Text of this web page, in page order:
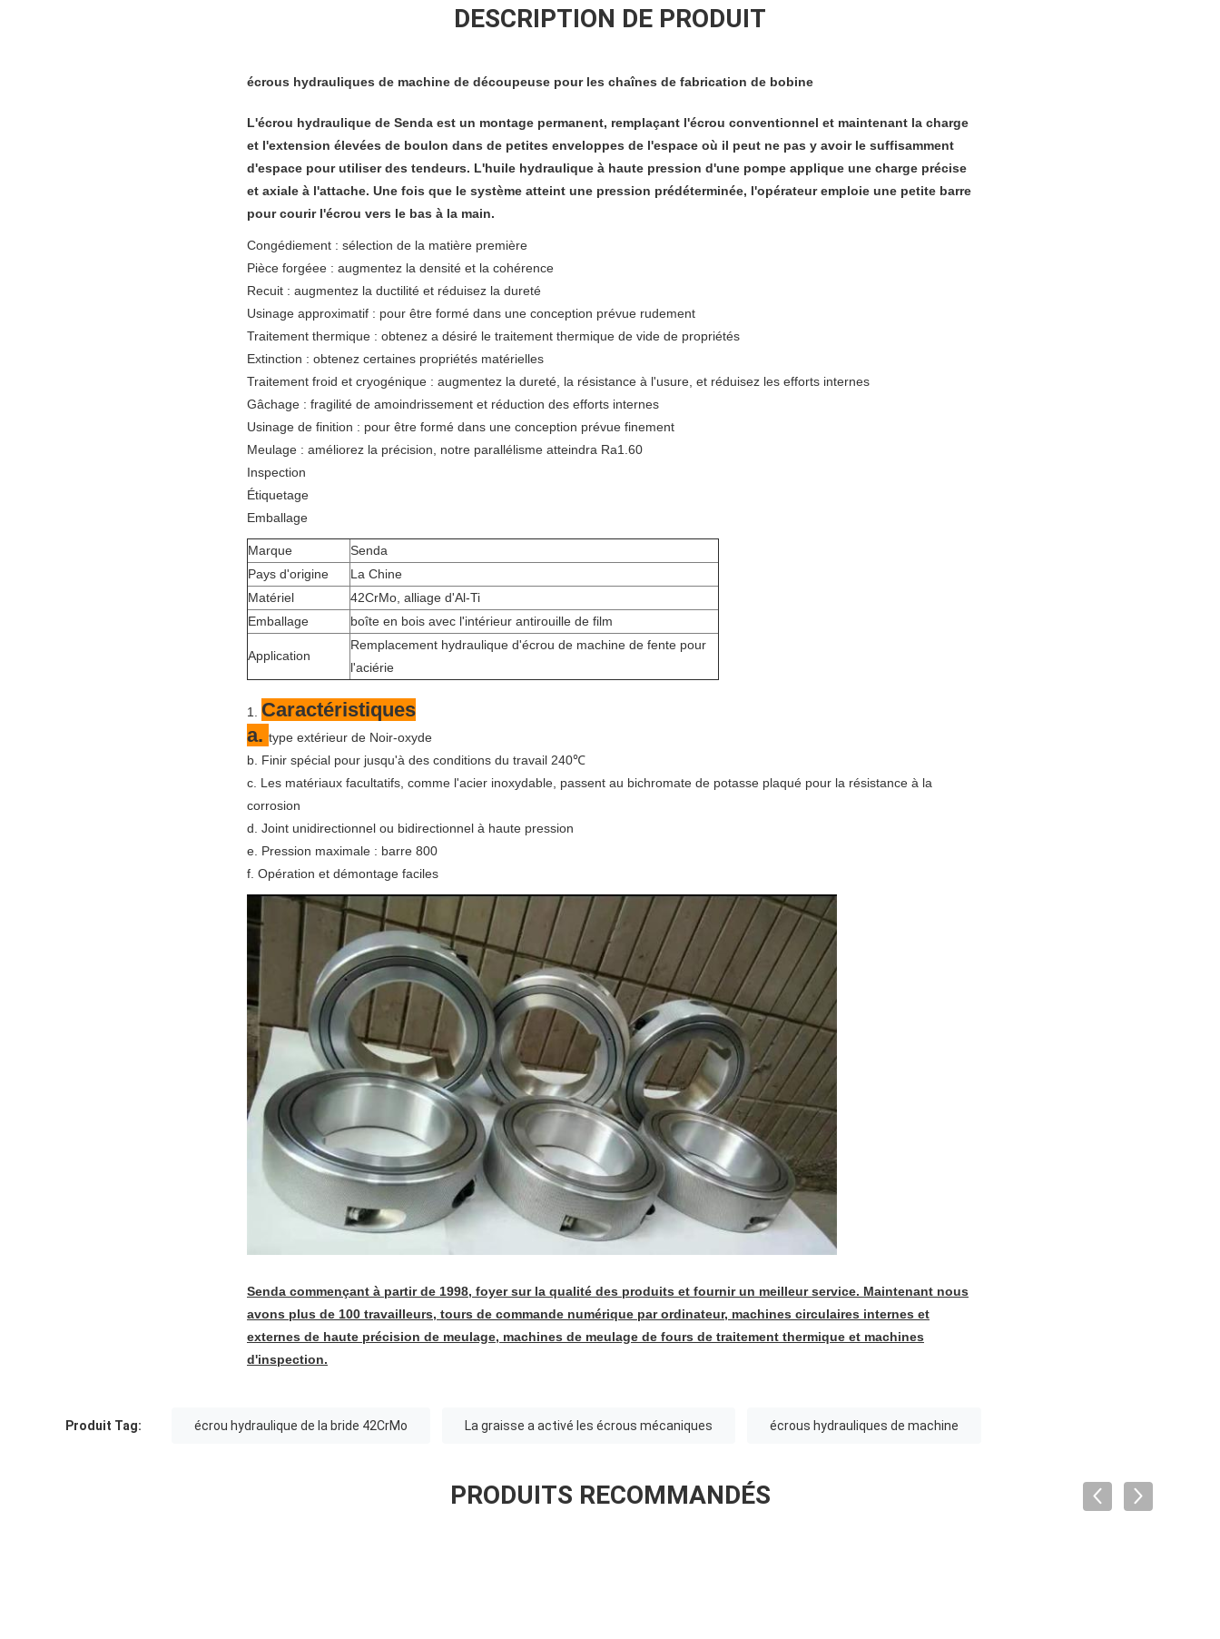
DESCRIPTION DE PRODUIT
écrous hydrauliques de machine de découpeuse pour les chaînes de fabrication de bobine
L'écrou hydraulique de Senda est un montage permanent, remplaçant l'écrou conventionnel et maintenant la charge
et l'extension élevées de boulon dans de petites enveloppes de l'espace où il peut ne pas y avoir le suffisamment
d'espace pour utiliser des tendeurs. L'huile hydraulique à haute pression d'une pompe applique une charge précise
et axiale à l'attache. Une fois que le système atteint une pression prédéterminée, l'opérateur emploie une petite barre
pour courir l'écrou vers le bas à la main.
Congédiement : sélection de la matière première
Pièce forgéee : augmentez la densité et la cohérence
Recuit : augmentez la ductilité et réduisez la dureté
Usinage approximatif : pour être formé dans une conception prévue rudement
Traitement thermique : obtenez a désiré le traitement thermique de vide de propriétés
Extinction : obtenez certaines propriétés matérielles
Traitement froid et cryogénique : augmentez la dureté, la résistance à l'usure, et réduisez les efforts internes
Gâchage : fragilité de amoindrissement et réduction des efforts internes
Usinage de finition : pour être formé dans une conception prévue finement
Meulage : améliorez la précision, notre parallélisme atteindra Ra1.60
Inspection
Étiquetage
Emballage
Marque
Senda
Pays d'origine
La Chine
Matériel
42CrMo, alliage d'Al-Ti
Emballage
boîte en bois avec l'intérieur antirouille de film
Application
Remplacement hydraulique d'écrou de machine de fente pour
l'aciérie
1. Caractéristiques
a. type extérieur de Noir-oxyde
b. Finir spécial pour jusqu'à des conditions du travail 240℃
c. Les matériaux facultatifs, comme l'acier inoxydable, passent au bichromate de potasse plaqué pour la résistance à la
corrosion
d. Joint unidirectionnel ou bidirectionnel à haute pression
e. Pression maximale : barre 800
f. Opération et démontage faciles
Senda commençant à partir de 1998, foyer sur la qualité des produits et fournir un meilleur service. Maintenant nous
avons plus de 100 travailleurs, tours de commande numérique par ordinateur, machines circulaires internes et
externes de haute précision de meulage, machines de meulage de fours de traitement thermique et machines
d'inspection.
Produit Tag: écrou hydraulique de la bride 42CrMo La graisse a activé les écrous mécaniques écrous hydrauliques de machine
PRODUITS RECOMMANDÉS